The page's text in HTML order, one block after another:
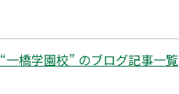
“一橋学園校” のブログ記事一覧